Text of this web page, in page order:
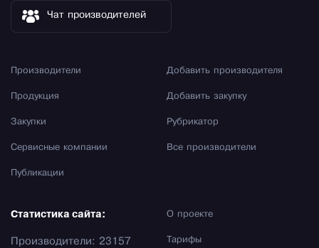
Чат производителей
Производители
Продукция
Закупки
Сервисные компании
Публикации
Добавить производителя
Добавить закупку
Рубрикатор
Все производители
О проекте
Тарифы
Статистика сайта:
Производители: 23157